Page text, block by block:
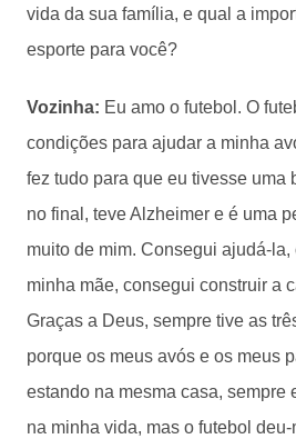
vida da sua família, e qual a
esporte para você?
Vozinha: Eu amo o futebol. O
condições para ajudar a minha
fez tudo para que eu tivesse uma
no final, teve Alzheimer e é uma
muito de mim. Consegui ajudá-
minha mãe, consegui construir a
Graças a Deus, sempre tive as
porque os meus avós e os meus
estando na mesma casa, sempre
na minha vida, mas o futebol deu-